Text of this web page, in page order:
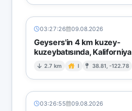
03:27:26 09.08.2026
Geysers'in 4 km kuzey-
kuzeybatısında, Kaliforniya
2.7 km I 38.81, -122.78
03:26:55 09.08.2026